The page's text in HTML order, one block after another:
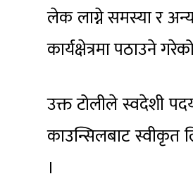
लेक लाग्ने समस्या र अन्य
कार्यक्षेत्रमा पठाउने
उक्त टोलीले स्वदेशी
काउन्सिलबाट स्वीकृत
।